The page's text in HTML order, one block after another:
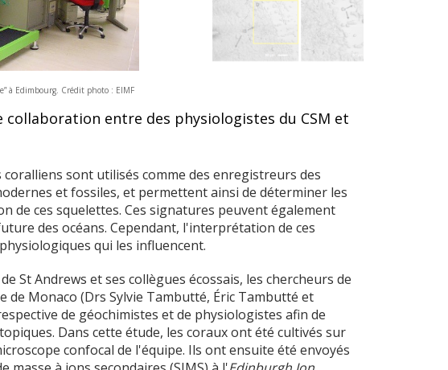
à Edimbourg. Crédit photo : EIMF
entre des physiologistes du CSM et
sont utilisés comme des enregistreurs des
et fossiles, et permettent ainsi de déterminer les
de ces squelettes. Ces signatures peuvent également
des océans. Cependant, l'interprétation de ces
qui les influencent.
St Andrews et ses collègues écossais, les chercheurs de
de Monaco (Drs Sylvie Tambutté, Éric Tambutté et
de géochimistes et de physiologistes afin de
Dans cette étude, les coraux ont été cultivés sur
confocal de l'équipe. Ils ont ensuite été envoyés